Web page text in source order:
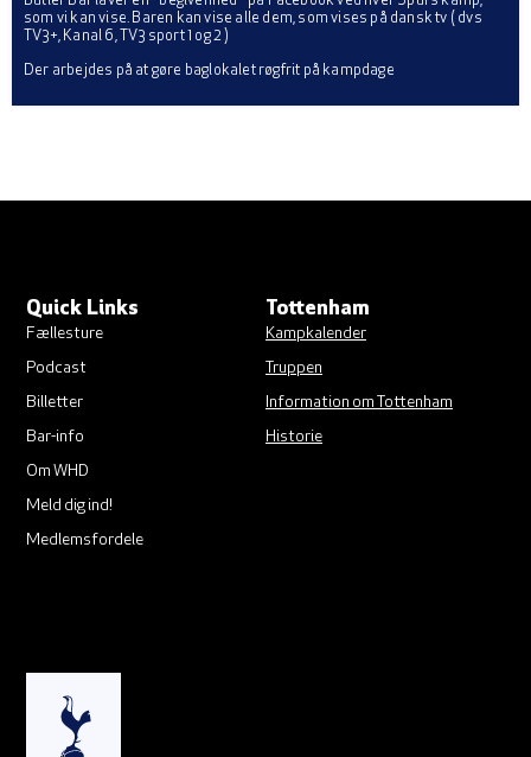
som vi kan vise. Baren kan vise alle dem, som vises på dansk tv ( dvs
TV3+, Kanal 6, TV3 sport 1 og 2 )
Der arbejdes på at gøre baglokalet røgfrit på kampdage
Quick Links
Fællesture
Podcast
Billetter
Bar-info
Om WHD
Meld dig ind!
Medlemsfordele
Tottenham
Kampkalender
Truppen
Information om Tottenham
Historie